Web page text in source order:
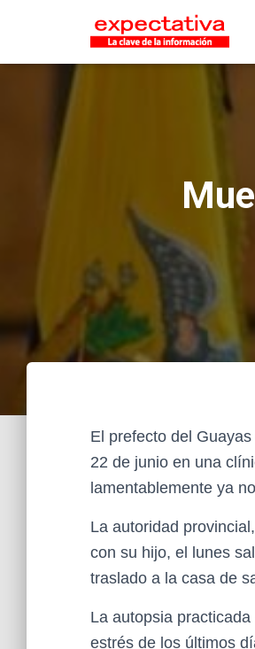
El prefecto del
22 de junio en una
lamentablemente ya
La autoridad
con su hijo, el lunes
traslado a la casa de
La autopsia
estrés de los últimos